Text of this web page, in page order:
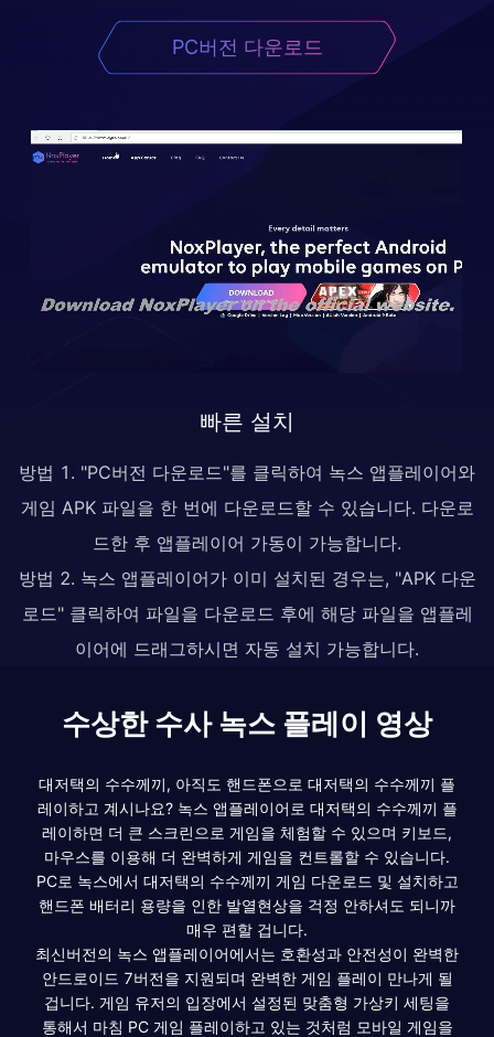
PC버전 다운로드
빠른 설치
방법 1. "PC버전 다운로드"를 클릭하여 녹스 앱플레이어와
게임 APK 파일을 한 번에 다운로드할 수 있습니다. 다운로
드한 후 앱플레이어 가동이 가능합니다.
방법 2. 녹스 앱플레이어가 이미 설치된 경우는, "APK 다운
로드" 클릭하여 파일을 다운로드 후에 해당 파일을 앱플레
이어에 드래그하시면 자동 설치 가능합니다.
수상한 수사 녹스 플레이 영상
대저택의 수수께끼, 아직도 핸드폰으로 대저택의 수수께끼 플
레이하고 계시나요? 녹스 앱플레이어로 대저택의 수수께끼 플
레이하면 더 큰 스크린으로 게임을 체험할 수 있으며 키보드,
마우스를 이용해 더 완벽하게 게임을 컨트롤할 수 있습니다.
PC로 녹스에서 대저택의 수수께끼 게임 다운로드 및 설치하고
핸드폰 배터리 용량을 인한 발열현상을 걱정 안하셔도 되니까
매우 편할 겁니다.
최신버전의 녹스 앱플레이어에서는 호환성과 안전성이 완벽한
안드로이드 7버전을 지원되며 완벽한 게임 플레이 만나게 될
겁니다. 게임 유저의 입장에서 설정된 맞춤형 가상키 세팅을
통해서 마침 PC 게임 플레이하고 있는 것처럼 모바일 게임을